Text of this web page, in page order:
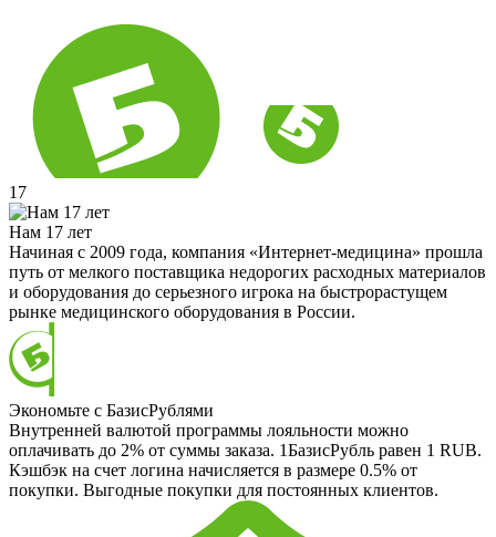
17
Нам 17 лет
Начиная с 2009 года, компания «Интернет-медицина» прошла
путь от мелкого поставщика недорогих расходных материалов
и оборудования до серьезного игрока на быстрорастущем
рынке медицинского оборудования в России.
Экономьте с БазисРублями
Внутренней валютой программы лояльности можно
оплачивать до 2% от суммы заказа. 1БазисРубль равен 1 RUB.
Кэшбэк на счет логина начисляется в размере 0.5% от
покупки. Выгодные покупки для постоянных клиентов.